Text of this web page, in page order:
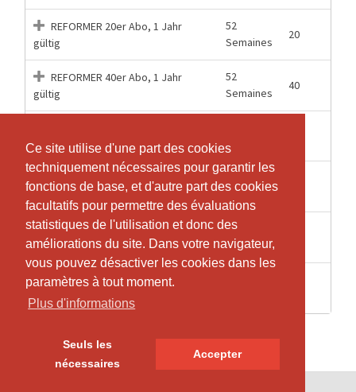
Ce site utilise d'une part des cookies
techniquement nécessaires pour garantir les
fonctions de base, et d'autre part des cookies
facultatifs pour permettre des évaluations
statistiques de l'utilisation et donc des
améliorations du site. Dans votre navigateur,
vous pouvez désactiver les cookies dans les
paramètres à tout moment.
Plus d'informations
Seuls les
nécessaires
Accepter
Ce site utilise d'une part des cookies
techniquement nécessaires pour garantir les
fonctions de base, et d'autre part des cookies
facultatifs pour permettre des évaluations
statistiques de l'utilisation et donc des
améliorations du site. Dans votre navigateur,
vous pouvez désactiver les cookies dans les
paramètres à tout moment.
Plus d'informations
Seuls les
nécessaires
Accepter
REFORMER 20er Abo, 1 Jahr
gültig
52
Semaines
20
REFORMER 40er Abo, 1 Jahr
gültig
52
Semaines
40
Semaines
REFORMER 80er Abo, 1 Jahr
gültig
Semaines
REFORMER Drop In, 1 Lektion
gültig
1 Heures
REFORMER Probe Abo, 3 für 2, 3
Monate gültig